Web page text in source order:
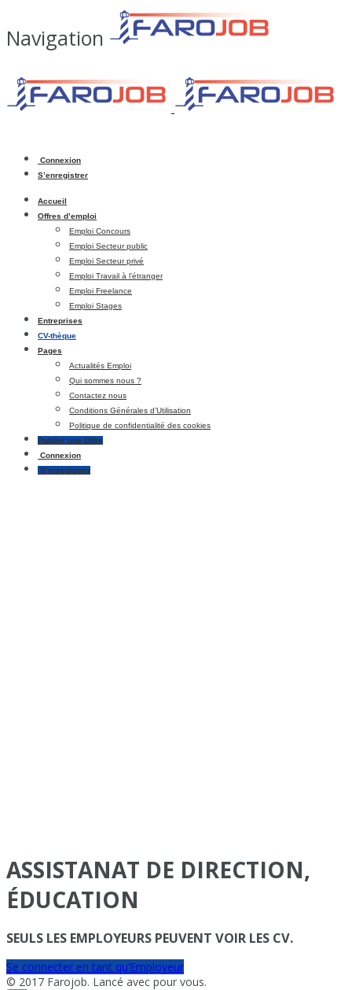
Navigation
Connexion
S’enregistrer
Accueil
Offres d’emploi
Emploi Concours
Emploi Secteur public
Emploi Secteur privé
Emploi Travail à l’étranger
Emploi Freelance
Emploi Stages
Entreprises
CV-thèque
Pages
Actualités Emploi
Qui sommes nous ?
Contactez nous
Conditions Générales d’Utilisation
Politique de confidentialité des cookies
Publier une Offre
Connexion
S’enregistrer
ASSISTANAT DE DIRECTION,
ÉDUCATION
SEULS LES EMPLOYEURS PEUVENT VOIR LES CV.
Se connecter en tant qu’Employeur
© 2017 Farojob. Lancé avec pour vous.